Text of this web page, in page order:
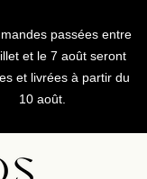
passées entre
et le 7 août seront
et livrées à partir du
10 août.